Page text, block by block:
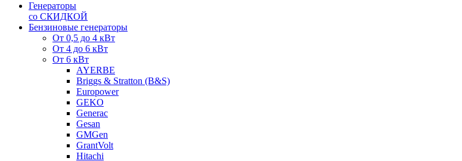
Генераторы
со СКИДКОЙ
Бензиновые генераторы
От 0,5 до 4 кВт
От 4 до 6 кВт
От 6 кВт
AYERBE
Briggs & Stratton (B&S)
Europower
GEKO
Generac
Gesan
GMGen
GrantVolt
Hitachi